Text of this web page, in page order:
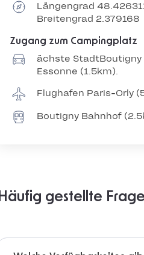
Längengrad
Breitengrad 2.379168
Zugang zum Campingplatz
ächste StadtBoutigny
Essonne (1.5km).
Flughafen Paris-Orly
Boutigny Bahnhof
Häufig gestellte